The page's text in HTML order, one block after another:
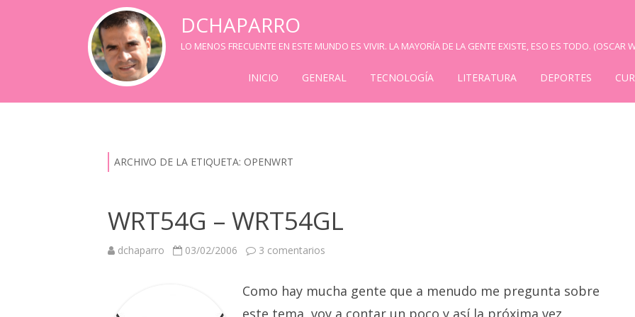
DCHAPARRO
LO MENOS FRECUENTE EN ESTE MUNDO ES VIVIR. LA MAYORÍA DE LA GENTE EXISTE, ESO ES TODO. (OSCAR
INICIO GENERAL TECNOLOGÍA LITERATURA DEPORTES
ARCHIVO DE LA ETIQUETA: OPENWRT
WRT54G – WRT54GL
dchaparro 03/02/2006 3 comentarios
Como hay mucha gente que a menudo me pregunta sobre
este tema, voy a contar un poco y así la próxima vez